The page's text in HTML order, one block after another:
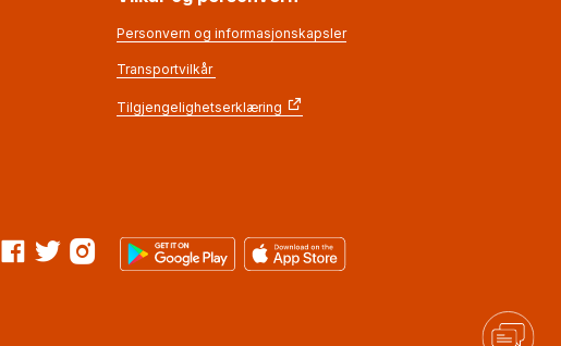
Personvern og informasjonskapsler
Transportvilkår
Tilgjengelighetserklæring
Facebook
TwitterInstagram